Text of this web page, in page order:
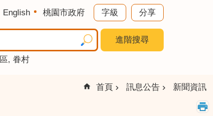
English 桃園市政府 字級 分享
進階搜尋
眷村
首頁 訊息公告 新聞資訊